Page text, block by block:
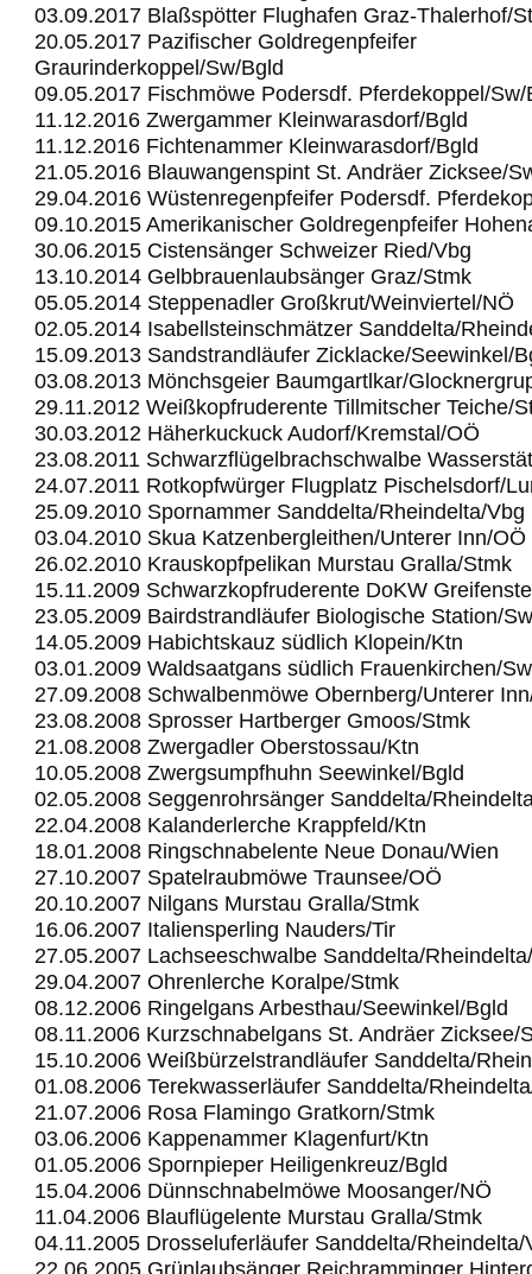
03.09.2017 Blaßspötter Flughafen Graz-Thalerhof/
20.05.2017 Pazifischer Goldregenpfeifer
Graurinderkoppel/Sw/Bgld
09.05.2017 Fischmöwe Podersdf. Pferdekoppel/Sw/
11.12.2016 Zwergammer Kleinwarasdorf/Bgld
11.12.2016 Fichtenammer Kleinwarasdorf/Bgld
21.05.2016 Blauwangenspint St. Andräer Zicksee/
29.04.2016 Wüstenregenpfeifer Podersdf.
09.10.2015 Amerikanischer Goldregenpfeifer
30.06.2015 Cistensänger Schweizer Ried/Vbg
13.10.2014 Gelbbrauenlaubsänger Graz/Stmk
05.05.2014 Steppenadler Großkrut/Weinviertel/NÖ
02.05.2014 Isabellsteinschmätzer Sanddelta/
15.09.2013 Sandstrandläufer Zicklacke/Seewinkel/
03.08.2013 Mönchsgeier Baumgartlkar/
29.11.2012 Weißkopfruderente Tillmitscher Teiche/
30.03.2012 Häherkuckuck Audorf/Kremstal/OÖ
23.08.2011 Schwarzflügelbrachschwalbe
24.07.2011 Rotkopfwürger Flugplatz Pischelsdorf/
25.09.2010 Spornammer Sanddelta/Rheindelta/Vbg
03.04.2010 Skua Katzenbergleithen/Unterer Inn/OÖ
26.02.2010 Krauskopfpelikan Murstau Gralla/Stmk
15.11.2009 Schwarzkopfruderente DoKW
23.05.2009 Bairdstrandläufer Biologische Station/
14.05.2009 Habichtskauz südlich Klopein/Ktn
03.01.2009 Waldsaatgans südlich Frauenkirchen/
27.09.2008 Schwalbenmöwe Obernberg/Unterer
23.08.2008 Sprosser Hartberger Gmoos/Stmk
21.08.2008 Zwergadler Oberstossau/Ktn
10.05.2008 Zwergsumpfhuhn Seewinkel/Bgld
02.05.2008 Seggenrohrsänger Sanddelta/
22.04.2008 Kalanderlerche Krappfeld/Ktn
18.01.2008 Ringschnabelente Neue Donau/Wien
27.10.2007 Spatelraubmöwe Traunsee/OÖ
20.10.2007 Nilgans Murstau Gralla/Stmk
16.06.2007 Italiensperling Nauders/Tir
27.05.2007 Lachseeschwalbe Sanddelta/
29.04.2007 Ohrenlerche Koralpe/Stmk
08.12.2006 Ringelgans Arbesthau/Seewinkel/Bgld
08.11.2006 Kurzschnabelgans St. Andräer Zicksee/
15.10.2006 Weißbürzelstrandläufer Sanddelta/
01.08.2006 Terekwasserläufer Sanddelta/
21.07.2006 Rosa Flamingo Gratkorn/Stmk
03.06.2006 Kappenammer Klagenfurt/Ktn
01.05.2006 Spornpieper Heiligenkreuz/Bgld
15.04.2006 Dünnschnabelmöwe Moosanger/NÖ
11.04.2006 Blauflügelente Murstau Gralla/Stmk
04.11.2005 Drosseluferläufer Sanddelta/Rheindelta/
22.06.2005 Grünlaubsänger Reichramminger